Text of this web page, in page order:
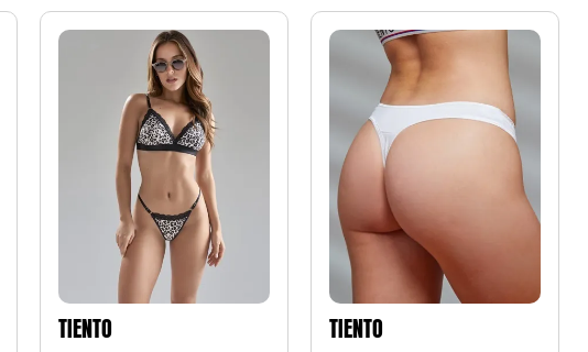
TIENTO TIENTO